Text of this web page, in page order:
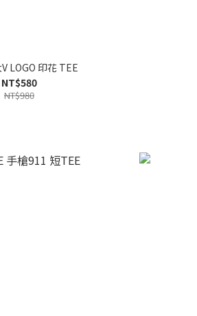
LOGO 印花 TEE
NT$580
NT$980